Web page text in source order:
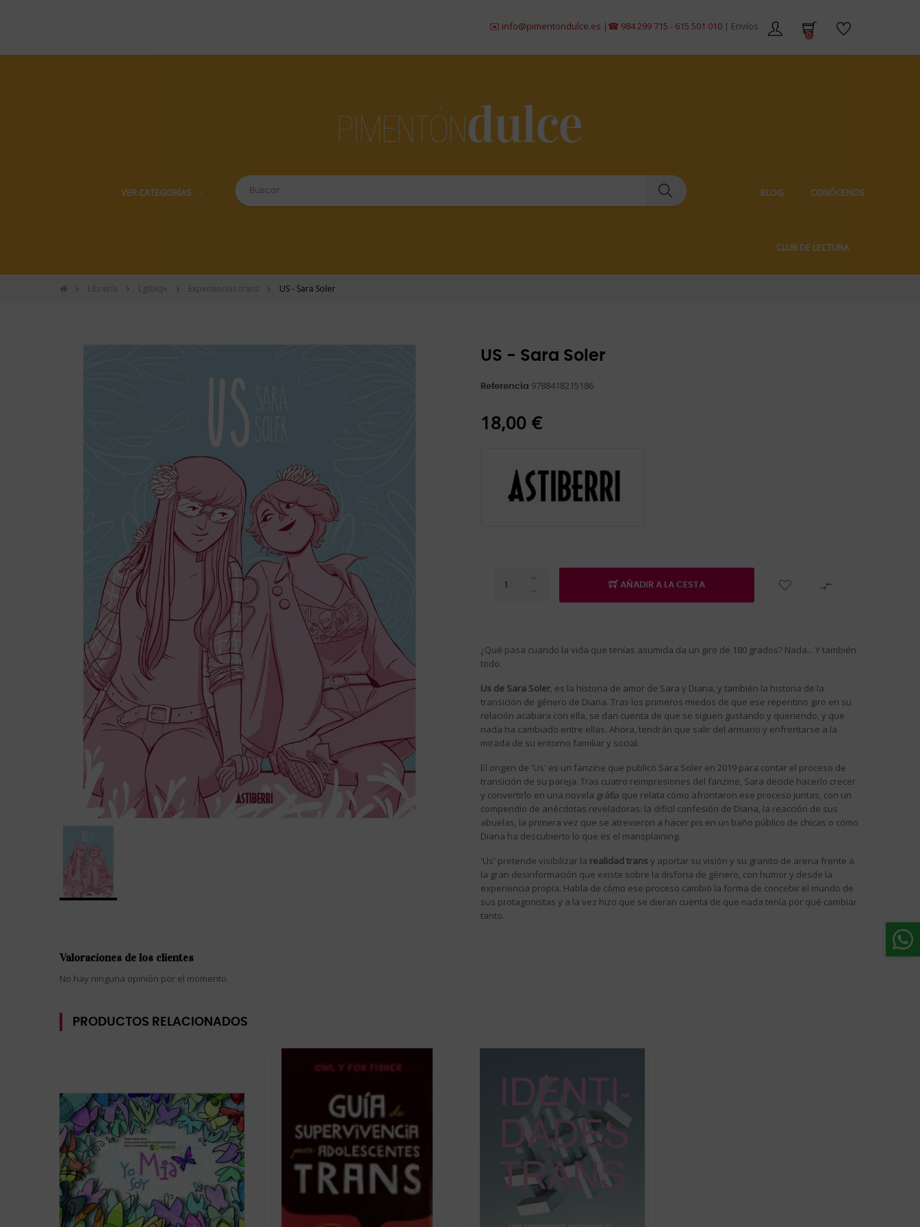
✉️ info@pimentondulce.es|☎ 984 299 715-615 501 010| Envíos gratis en pedidos de +59€ | Envíos 100%
0
VER CATEGORÍAS BLOG CONÓCENOS
CLUB DE LECTURA
Librería Lgtbiq+ Experiencias trans US - Sara Soler
US - Sara Soler
Referencia 9788418215186
18,00 €
AÑADIR A LA CESTA 
¿Qué pasa cuando la vida que tenías asumida da un giro de 180 grados? Nada... Y también
todo.
Us de Sara Soler, es la historia de amor de Sara y Diana, y también la historia de la
transición de género de Diana. Tras los primeros miedos de que ese repentino giro en su
relación acabara con ella, se dan cuenta de que se siguen gustando y queriendo, y que
nada ha cambiado entre ellas. Ahora, tendrán que salir del armario y enfrentarse a la
mirada de su entorno familiar y social.
El origen de 'Us' es un fanzine que publicó Sara Soler en 2019 para contar el proceso de
transición de su pareja. Tras cuatro reimpresiones del fanzine, Sara decide hacerlo crecer
y convertirlo en una novela gráfica que relata cómo afrontaron ese proceso juntas, con un
compendio de anécdotas reveladoras: la difícil confesión de Diana, la reacción de sus
abuelas, la primera vez que se atrevieron a hacer pis en un baño público de chicas o cómo
Diana ha descubierto lo que es el mansplaining.
'Us' pretende visibilizar la realidad trans y aportar su visión y su granito de arena frente a
la gran desinformación que existe sobre la disforia de género, con humor y desde la
experiencia propia. Habla de cómo ese proceso cambió la forma de concebir el mundo de
sus protagonistas y a la vez hizo que se dieran cuenta de que nada tenía por qué cambiar
tanto.
Valoraciones de los clientes
No hay ninguna opinión por el momento.
PRODUCTOS RELACIONADOS